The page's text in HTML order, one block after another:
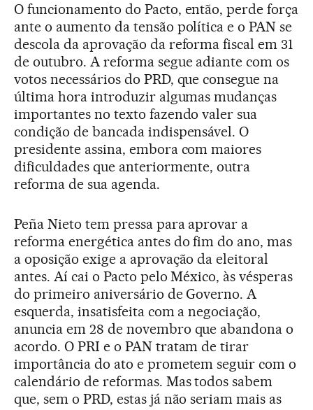
O funcionamento do Pacto, então, perde força
ante o aumento da tensão política e o PAN se
descola da aprovação da reforma fiscal em 31
de outubro. A reforma segue adiante com os
votos necessários do PRD, que consegue na
última hora introduzir algumas mudanças
importantes no texto fazendo valer sua
condição de bancada indispensável. O
presidente assina, embora com maiores
dificuldades que anteriormente, outra
reforma de sua agenda.
Peña Nieto tem pressa para aprovar a
reforma energética antes do fim do ano, mas
a oposição exige a aprovação da eleitoral
antes. Aí cai o Pacto pelo México, às vésperas
do primeiro aniversário de Governo. A
esquerda, insatisfeita com a negociação,
anuncia em 28 de novembro que abandona o
acordo. O PRI e o PAN tratam de tirar
importância do ato e prometem seguir com o
calendário de reformas. Mas todos sabem
que, sem o PRD, estas já não seriam mais as